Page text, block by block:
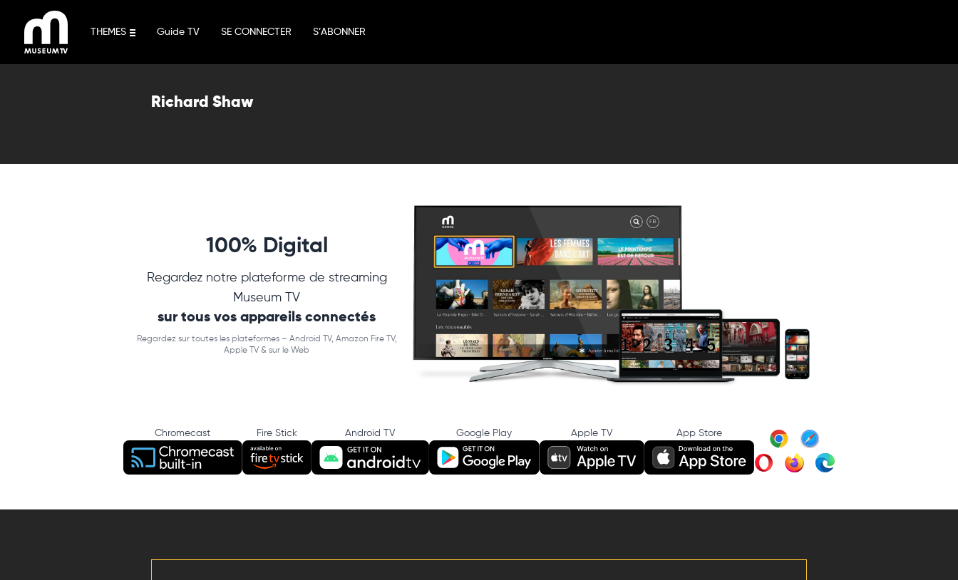
contenu
THEMES Guide TV SE CONNECTER S’ABONNER
Richard Shaw
100% Digital
Regardez notre plateforme de streaming
Museum TV
sur tous vos appareils connectés
Regardez sur toutes les plateformes – Android TV, Amazon Fire TV,
Apple TV & sur le Web
Chromecast Fire Stick Android TV Google Play Apple TV App Store